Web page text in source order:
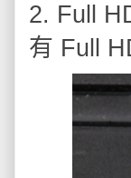
2. Full
有 Full